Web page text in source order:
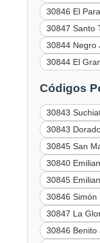
30846 El
30847 Santo
30844 Negro
30844 El
Códigos
30843
30843
30845 San
30840
30845
30846 Simón
30847 La
30846 Benito